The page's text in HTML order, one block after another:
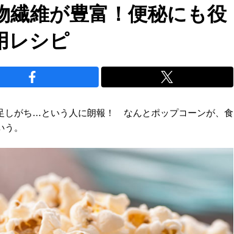
繊維が豊富！便秘にも役
レシピ
しがち…という人に朗報！ なんとポップコーンが、食
。